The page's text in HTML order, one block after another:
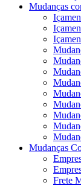
Mudanças
Mudanças
Frete